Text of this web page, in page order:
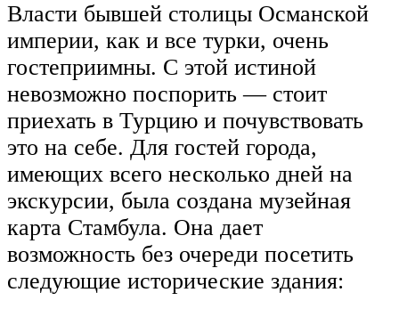
Власти бывшей столицы Османской
империи, как и все турки, очень
гостеприимны. С этой истиной
невозможно поспорить — стоит
приехать в Турцию и почувствовать
это на себе. Для гостей города,
имеющих всего несколько дней на
экскурсии, была создана музейная
карта Стамбула. Она дает
возможность без очереди посетить
следующие исторические здания: